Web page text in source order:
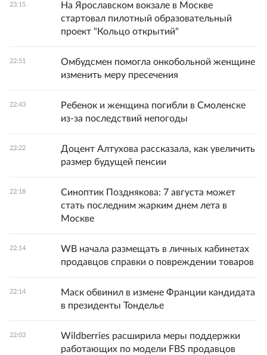
23:15
На Ярославском вокзале в Москве
стартовал пилотный образовательный
проект "Кольцо открытий"
22:51
Омбудсмен помогла онкобольной женщине
изменить меру пресечения
22:43
Ребенок и женщина погибли в Смоленске
из-за последствий непогоды
22:22
Доцент Алтухова рассказала, как увеличить
размер будущей пенсии
22:18
Синоптик Позднякова: 7 августа может
стать последним жарким днем лета в
Москве
22:14
WB начала размещать в личных кабинетах
продавцов справки о повреждении товаров
22:14
Маск обвинил в измене Франции кандидата
в президенты Тонделье
22:03
Wildberries расширила меры поддержки
работающих по модели FBS продавцов